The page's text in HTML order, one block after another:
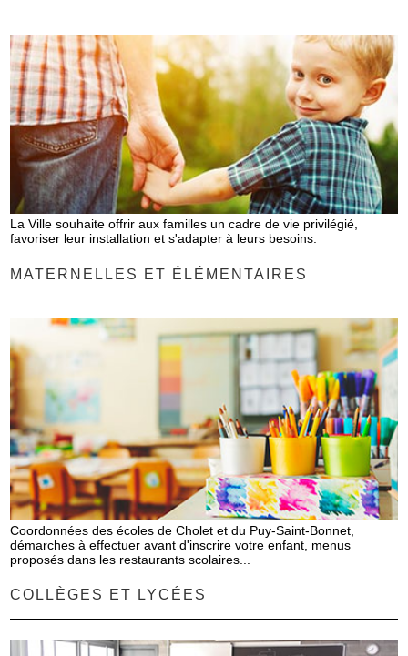
La Ville souhaite offrir aux familles un cadre de vie privilégié,
favoriser leur installation et s'adapter à leurs besoins.
MATERNELLES ET ÉLÉMENTAIRES
Coordonnées des écoles de Cholet et du Puy-Saint-Bonnet,
démarches à effectuer avant d'inscrire votre enfant, menus
proposés dans les restaurants scolaires...
COLLÈGES ET LYCÉES